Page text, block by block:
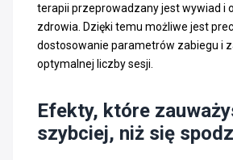
terapii przeprowadzany jest wywiad i
zdrowia. Dzięki temu możliwe jest
dostosowanie parametrów zabiegu i
optymalnej liczby sesji.
Efekty, które
szybciej, niż się